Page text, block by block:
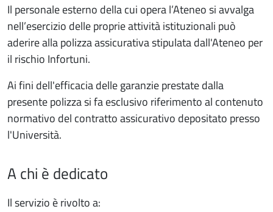
Contenuto servizio
Il personale esterno della cui opera l’Ateneo si avvalga
nell’esercizio delle proprie attività istituzionali può
aderire alla polizza assicurativa stipulata dall'Ateneo per
il rischio Infortuni.
Ai fini dell'efficacia delle garanzie prestate dalla
presente polizza si fa esclusivo riferimento al contenuto
normativo del contratto assicurativo depositato presso
l'Università.
A chi è dedicato
Il servizio è rivolto a: